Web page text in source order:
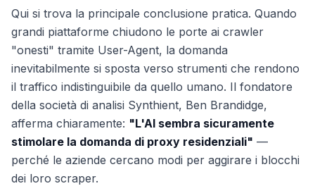
Qui si trova la principale conclusione pratica. Quando
grandi piattaforme chiudono le porte ai crawler
"onesti" tramite User-Agent, la domanda
inevitabilmente si sposta verso strumenti che rendono
il traffico indistinguibile da quello umano. Il fondatore
della società di analisi Synthient, Ben Brandidge,
afferma chiaramente: "L'AI sembra sicuramente
stimolare la domanda di proxy residenziali" —
perché le aziende cercano modi per aggirare i blocchi
dei loro scraper.